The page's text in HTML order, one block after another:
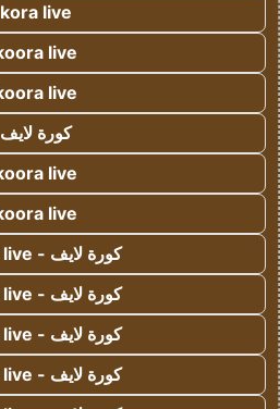
kora live
live
live
كورة لايف
live
live
كورة لايف - koora live
كورة لايف - koora live
كورة لايف - koora live
كورة لايف - koora live